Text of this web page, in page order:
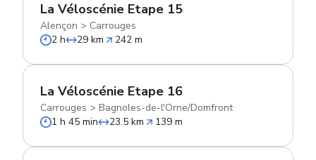
La Véloscénie Etape 15
Alençon > Carrouges
2 h
29 km 242 m
La Véloscénie Etape 16
Carrouges > Bagnoles-de-l'Orne/Domfront
1 h 45 min
23.5 km 139 m